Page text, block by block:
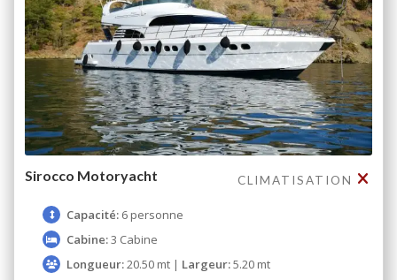
Sirocco Motoryacht CLIMATISATION
Capacité: 6 personne
Cabine:3 Cabine
Longueur:20.50 mt | Largeur:5.20 mt